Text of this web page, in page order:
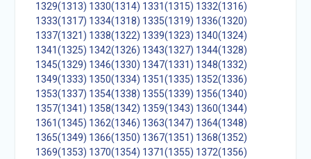
1329(1313) 1330(1314) 1331(1315) 1332(1316)
1333(1317) 1334(1318) 1335(1319) 1336(1320)
1337(1321) 1338(1322) 1339(1323) 1340(1324)
1341(1325) 1342(1326) 1343(1327) 1344(1328)
1345(1329) 1346(1330) 1347(1331) 1348(1332)
1349(1333) 1350(1334) 1351(1335) 1352(1336)
1353(1337) 1354(1338) 1355(1339) 1356(1340)
1357(1341) 1358(1342) 1359(1343) 1360(1344)
1361(1345) 1362(1346) 1363(1347) 1364(1348)
1365(1349) 1366(1350) 1367(1351) 1368(1352)
1369(1353) 1370(1354) 1371(1355) 1372(1356)